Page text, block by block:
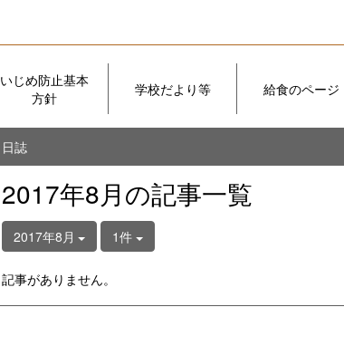
いじめ防止基本
方針
学校だより等 給食のページ
日誌
2017年8月の記事一覧
2017年8月 1件
記事がありません。